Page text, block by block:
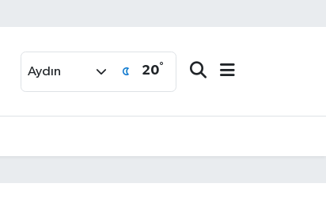
Aydın 20°